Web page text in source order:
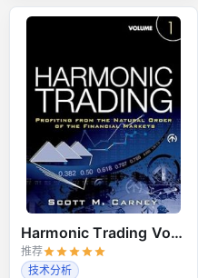
Harmonic Trading Volume 1
推荐
技术分析